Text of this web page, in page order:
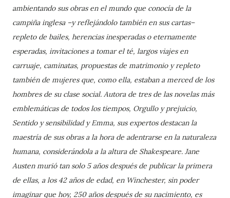
ambientando sus obras en el mundo que conocía de la
campiña inglesa –y reflejándolo también en sus cartas–
repleto de bailes, herencias inesperadas o eternamente
esperadas, invitaciones a tomar el té, largos viajes en
carruaje, caminatas, propuestas de matrimonio y repleto
también de mujeres que, como ella, estaban a merced de los
hombres de su clase social. Autora de tres de las novelas más
emblemáticas de todos los tiempos, Orgullo y prejuicio,
Sentido y sensibilidad y Emma, sus expertos destacan la
maestría de sus obras a la hora de adentrarse en la naturaleza
humana, considerándola a la altura de Shakespeare. Jane
Austen murió tan solo 5 años después de publicar la primera
de ellas, a los 42 años de edad, en Winchester, sin poder
imaginar que hoy, 250 años después de su nacimiento, es